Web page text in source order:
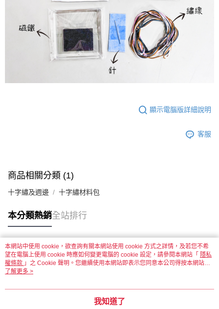
顯示電腦版詳細說明
客服
商品相關分類 (1)
十字繡及週邊 十字繡材料包
本分類熱銷全站排行
熱門標籤
本網站中使用 cookie，欲查詢有關本網站使用 cookie 方式之詳情，及若您不希
望在電腦上使用 cookie 時應如何變更電腦的 cookie 設定，請參閱本網站「 隱私
權條款 」之 Cookie 聲明。您繼續使用本網站即表示您同意本公司得按本網站使
用條款之 Cookie 聲明使用 cookie。
了解更多 >
我知道了